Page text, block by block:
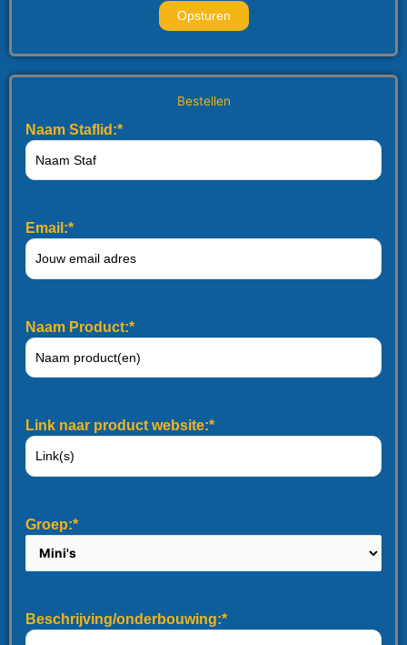
Bestellen
Naam Staflid:*
Email:*
Naam Product:*
Link naar product website:*
Groep:*
Beschrijving/onderbouwing:*